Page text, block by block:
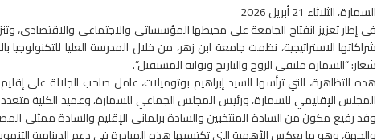
السمارة، الثلاثاء 21 أبريل 2026
في إطار تعزيز انفتاح الجامعة على محيطها المؤسساتي والاجتماعي والاقتصادي،
شراكاتها الاستراتيجية، نظمت جامعة ابن زهر، من خلال المدرسة العليا
شعار: “السمارة ملتقى الروح والتاريخ وبوابة المستقبل”.
هده التظاهرة، التي ترأسها السيد إبراهيم بوتوميلات، عامل صاحب الجلالة على
المجلس الإقليمي للسمارة، ورئيس المجلس الجماعي للسمارة، وعميد الكلية متعددة
وفد رفيع مكون من السادة المنتخبين والسادة برلماني الإقليم والسادة ممثلي
والجهة، وهو ما يعكس الأهمية التي تكتسيها هذه المبادرة في دعم الدينامية